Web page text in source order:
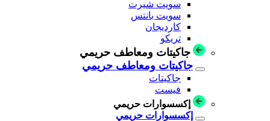
سويت شيرت
سويت بانتس
كارديجان
تريكو
جاكيتات ومعاطف حريمي
جاكيتات ومعاطف حريمي
جاكيتات
فيست
إكسسوارات حريمي
إكسسوارات حريمي